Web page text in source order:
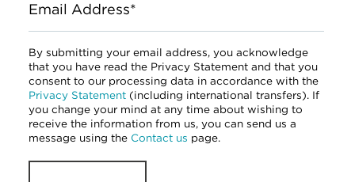
Email Address*
By submitting your email address, you acknowledge
that you have read the Privacy Statement and that you
consent to our processing data in accordance with the
Privacy Statement (including international transfers). If
you change your mind at any time about wishing to
receive the information from us, you can send us a
message using the Contact us page.